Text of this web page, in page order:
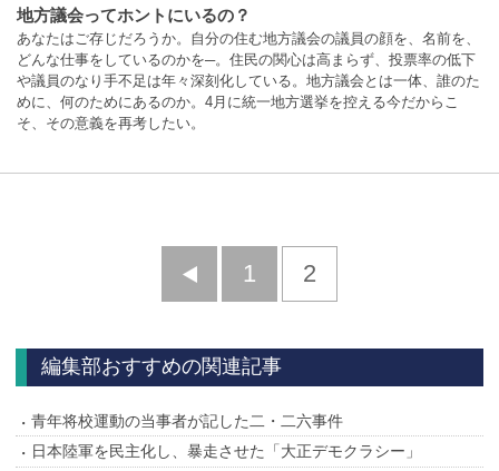
地方議会ってホントにいるの？
あなたはご存じだろうか。自分の住む地方議会の議員の顔を、名前を、
どんな仕事をしているのかを─。住民の関心は高まらず、投票率の低下
や議員のなり手不足は年々深刻化している。地方議会とは一体、誰のた
めに、何のためにあるのか。4月に統一地方選挙を控える今だからこ
そ、その意義を再考したい。
前
1 2
編集部おすすめの関連記事
青年将校運動の当事者が記した二・二六事件
日本陸軍を民主化し、暴走させた「大正デモクラシー」